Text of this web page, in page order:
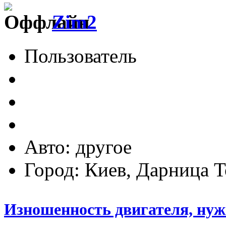
Zim2
Пользователь
Авто: другое
Город: Киев, Дарница
Изношенность двигателя,